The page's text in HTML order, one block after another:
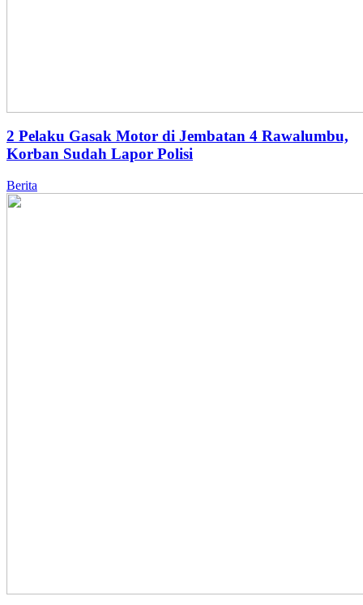
2 Pelaku Gasak Motor di Jembatan 4 Rawalumbu,
Korban Sudah Lapor Polisi
Berita